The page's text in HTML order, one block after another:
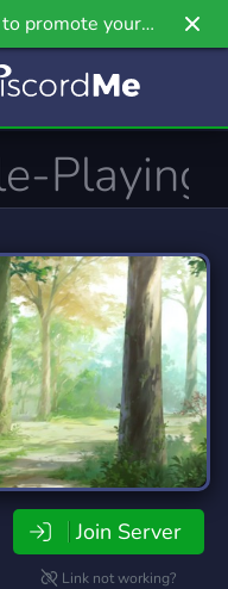
promote your
our newest
Join Server
Link not working?